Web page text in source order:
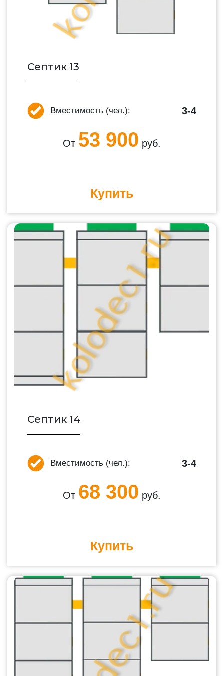
Септик 13
Вместимость (чел.): 3-4
От 53 900 руб.
Купить
Септик 14
Вместимость (чел.): 3-4
От 68 300 руб.
Купить